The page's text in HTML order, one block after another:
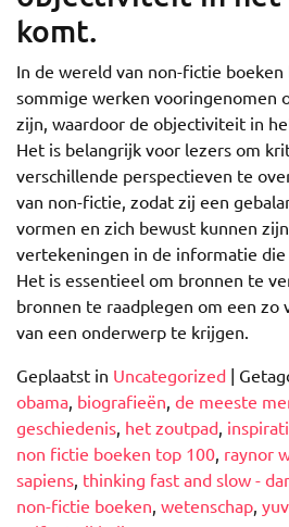
komt.
In de wereld van non-fictie
sommige werken vooringenomen
zijn, waardoor de objectiviteit in
Het is belangrijk voor lezers om
verschillende perspectieven te
van non-fictie, zodat zij een
vormen en zich bewust kunnen
vertekeningen in de informatie
Het is essentieel om bronnen te
bronnen te raadplegen om een zo
van een onderwerp te krijgen.
Geplaatst in Uncategorized |
obama, biografieën, de meeste
geschiedenis, het zoutpad,
non fictie boeken top 100, raynor
sapiens, thinking fast and slow -
non-fictie boeken, wetenschap,